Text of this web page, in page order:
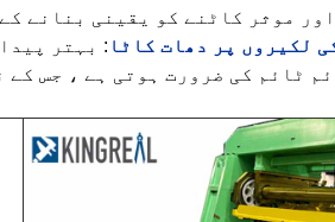
موثر کاٹنے کو یقینی بنانے
لکیروں پر دھات کاٹا : بہتر
ٹائم کی ضرورت ہوتی ہے ، جس کے